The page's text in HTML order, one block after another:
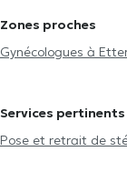
Zones proches
Gynécologues à
Auderghem
Woluwe-Saint-
Services pertinents
Pose et retrait de